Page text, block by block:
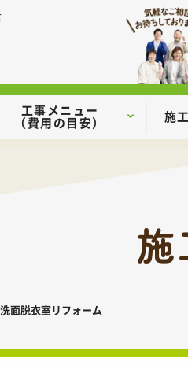
工事メニュー
（費用の目安） 施
施
面脱衣室リフォーム